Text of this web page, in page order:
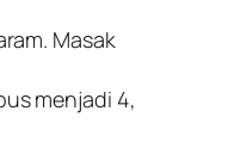
Masak
menjadi 4,